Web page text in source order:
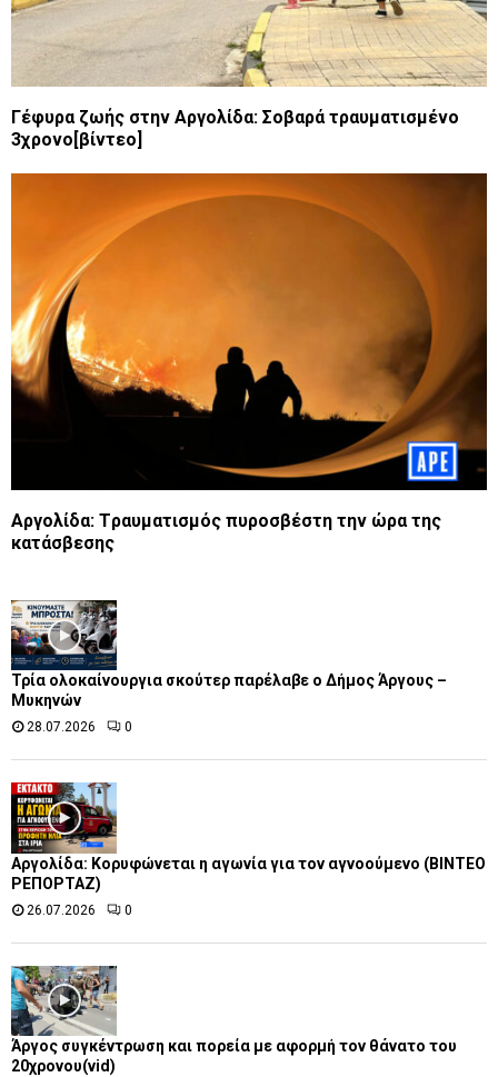
Γέφυρα ζωής στην Αργολίδα: Σοβαρά τραυματισμένο
3χρονο[βίντεο]
Αργολίδα: Tραυματισμός πυροσβέστη την ώρα της
κατάσβεσης
Τρία ολοκαίνουργια σκούτερ παρέλαβε o Δήμος Άργους –
Μυκηνών
28.07.2026 0
Αργολίδα: Κορυφώνεται η αγωνία για τον αγνοούμενο (ΒΙΝΤΕΟ
ΡΕΠΟΡΤΑΖ)
26.07.2026 0
Άργος συγκέντρωση και πορεία με αφορμή τον θάνατο του
20χρονου(vid)